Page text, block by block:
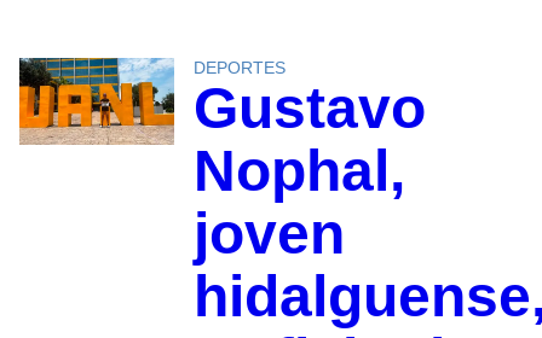
DEPORTES
Gustavo
Nophal,
joven